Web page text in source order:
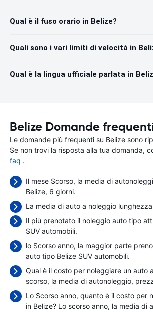
Qual è il fuso orario in Belize?
Quali sono i vari limiti di velocità in
Qual è la lingua ufficiale parlata in
Belize Domande frequenti
Le domande più frequenti su Belize sono
Se non trovi la risposta alla tua domanda,
faq .
Il mese Scorso, la media di
Belize, 6 giorni.
La media di auto a noleggio
Il più prenotato il noleggio auto tipo
SUV automobili.
lo Scorso anno, la maggior parte
auto tipo Belize SUV automobili.
Qual è il costo per noleggiare un auto
scorso, la media di autonoleggio,
Lo Scorso anno, quanto è il costo per
in Belize? Lo scorso anno, la media di